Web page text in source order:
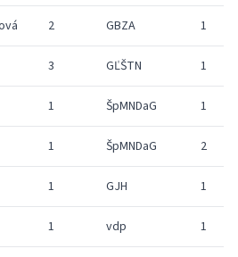
2 GBZA 1
3 GĽŠTN 1
1 ŠpMNDaG 1
1 ŠpMNDaG 2
1 GJH 1
1 vdp 1